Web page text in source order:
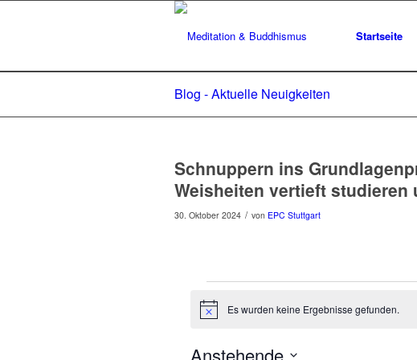
Startseite
Blog - Aktuelle Neuigkeiten
Schnuppern ins
Weisheiten vertieft
30. Oktober 2024 / von EPC Stuttgart
Veranstaltungen
HinweisEs wurden keine Ergebnisse gefunden.
Anstehende